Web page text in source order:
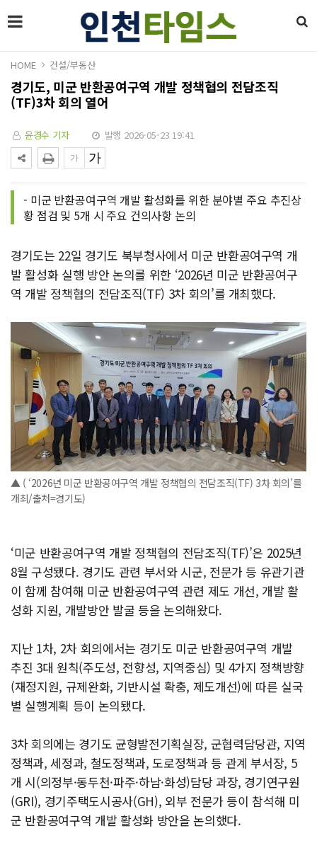
HOME 건설/부동산
경기도, 미군 반환공여구역 개발 정책협의 전담조직
(TF)3차 회의 열어
윤경수 기자 발행 2026-05-23 19:41
- 미군 반환공여구역 개발 활성화를 위한 분야별 주요 추진상
황 점검 및 5개 시 주요 건의사항 논의
경기도는 22일 경기도 북부청사에서 미군 반환공여구역 개
발 활성화 실행 방안 논의를 위한 ‘2026년 미군 반환공여구
역 개발 정책협의 전담조직(TF) 3차 회의’를 개최했다.
▲ ( ‘2026년 미군 반환공여구역 개발 정책협의 전담조직(TF) 3차 회의’를
개최/출처=경기도)
‘미군 반환공여구역 개발 정책협의 전담조직(TF)’은 2025년
8월 구성됐다. 경기도 관련 부서와 시군, 전문가 등 유관기관
이 함께 참여해 미군 반환공여구역 관련 제도 개선, 개발 활
성화 지원, 개발방안 발굴 등을 논의해왔다.
지난 1차, 2차 회의에서는 경기도 미군 반환공여구역 개발
추진 3대 원칙(주도성, 전향성, 지역중심) 및 4가지 정책방향
(재정지원, 규제완화, 기반시설 확충, 제도개선)에 따른 실국
별 실행계획 등이 논의됐다.
3차 회의에는 경기도 균형발전기획실장, 군협력담당관, 지역
정책과, 세정과, 철도정책과, 도로정책과 등 관계 부서장, 5
개 시(의정부·동두천·파주·하남·화성)담당 과장, 경기연구원
(GRI), 경기주택도시공사(GH), 외부 전문가 등이 참석해 미
군 반환공여구역 개발 활성화 방안을 논의했다.